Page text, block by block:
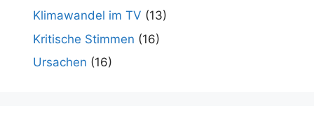
Klimawandel im TV (13)
Kritische Stimmen (16)
Ursachen (16)